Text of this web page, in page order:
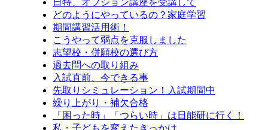
どのようにやっているの？家庭学習
期間講習活用術！
こうやって弱点を克服しました
志望校・併願校の選び方
過去問への取り組み
入試直前、今できる事
先取りシミュレーション！入試期間中
繰り上がり・補欠合格
「困った時」「つらい時」は日能研に行く！
私・子どもを変えたきっかけ